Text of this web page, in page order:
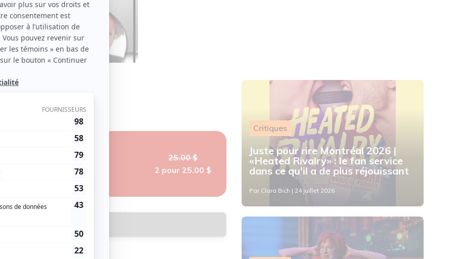
25.00 $
2 pour 25.00 $
Critiques
Juste pour rire Montréal 2026 |
«Heated Rivalry» : le fan service
dans ce qu'il a de plus réjouissant
Par Clara Bich | 24 juillet 2026